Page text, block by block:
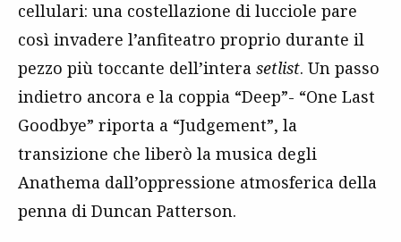
cellulari: una costellazione di lucciole pare
così invadere l’anfiteatro proprio durante il
pezzo più toccante dell’intera setlist. Un passo
indietro ancora e la coppia “Deep”- “One Last
Goodbye” riporta a “Judgement”, la
transizione che liberò la musica degli
Anathema dall’oppressione atmosferica della
penna di Duncan Patterson.